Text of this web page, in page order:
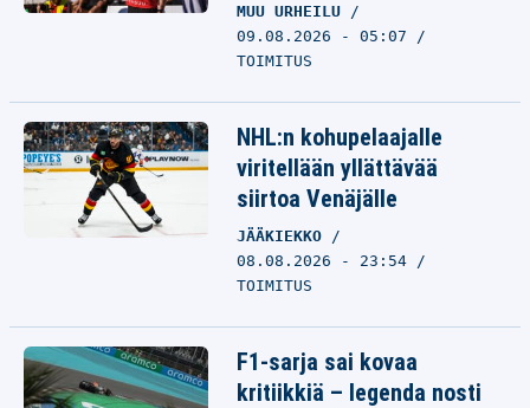
MUU URHEILU
09.08.2026 - 05:07
TOIMITUS
NHL:n kohupelaajalle
viritellään yllättävää
siirtoa Venäjälle
JÄÄKIEKKO
08.08.2026 - 23:54
TOIMITUS
F1-sarja sai kovaa
kritiikkiä – legenda nosti